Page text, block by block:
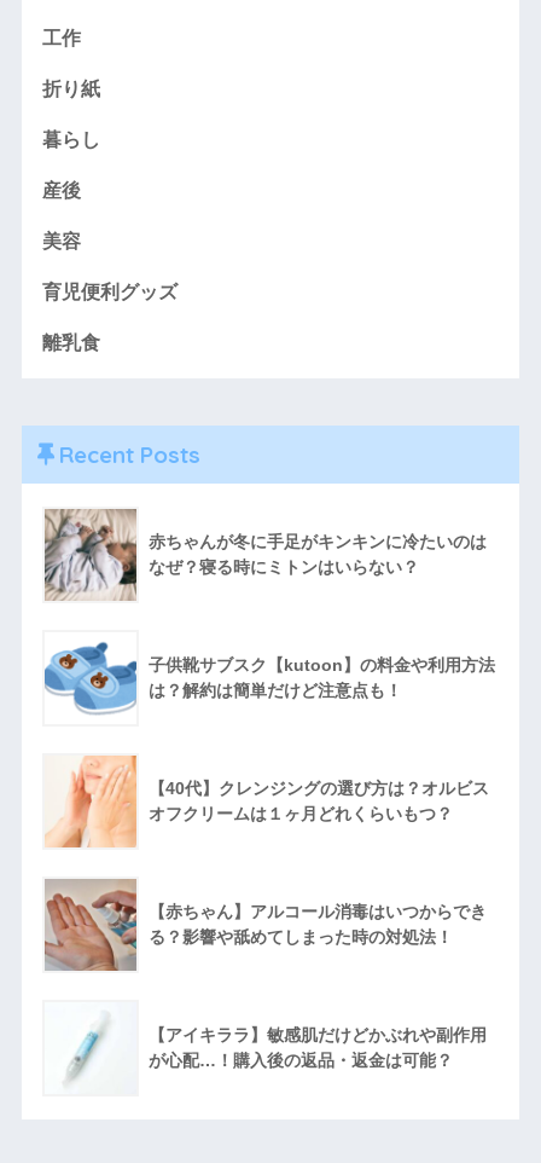
工作
折り紙
暮らし
産後
美容
育児便利グッズ
離乳食
Recent Posts
赤ちゃんが冬に手足がキンキンに冷たいのは
なぜ？寝る時にミトンはいらない？
子供靴サブスク【kutoon】の料金や利用方法
は？解約は簡単だけど注意点も！
【40代】クレンジングの選び方は？オルビス
オフクリームは１ヶ月どれくらいもつ？
【赤ちゃん】アルコール消毒はいつからでき
る？影響や舐めてしまった時の対処法！
【アイキララ】敏感肌だけどかぶれや副作用
が心配…！購入後の返品・返金は可能？